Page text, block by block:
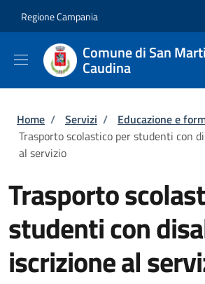
Regione Campania
Comune di San
Caudina
Briciole di pane
Home / Servizi / Educazione e
Trasporto scolastico per studenti con
al servizio
Trasporto
studenti con
iscrizione al